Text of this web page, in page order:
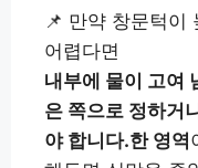
📌 만약 창문턱이
어렵다면
내부에 물이 고여
은 쪽으로 정하거
야 합니다.한 영역